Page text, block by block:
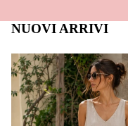
NUOVI ARRIVI